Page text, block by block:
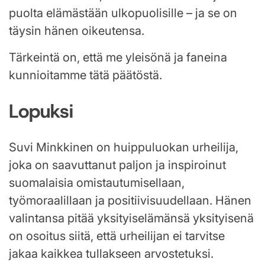
puolta elämästään ulkopuolisille – ja se on
täysin hänen oikeutensa.
Tärkeintä on, että me yleisönä ja faneina
kunnioitamme tätä päätöstä.
Lopuksi
Suvi Minkkinen on huippuluokan urheilija,
joka on saavuttanut paljon ja inspiroinut
suomalaisia omistautumisellaan,
työmoraalillaan ja positiivisuudellaan. Hänen
valintansa pitää yksityiselämänsä yksityisenä
on osoitus siitä, että urheilijan ei tarvitse
jakaa kaikkea tullakseen arvostetuksi.